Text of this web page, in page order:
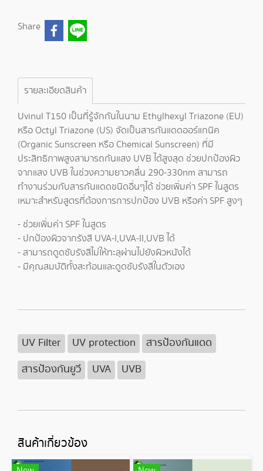
Share
รายละเอียดสินค้า
Uvinul T150 เป็นที่รู้จักกันในนาม Ethylhexyl Triazone (EU)
หรือ Octyl Triazone (US) จัดเป็นสารกันแดดออร์แกนิค
(Organic Sunscreen หรือ Chemical Sunscreen) ที่มี
ประสิทธิภาพสูงสามารถกันแสง UVB ได้สูงสุด ช่วยปกป้องผิว
จากแสง UVB ในช่วงความยาวคลื่น 290-330nm สามารถ
ทำงานร่วมกับสารกันแดดชนิดอื่นๆได้ ช่วยเพิ่มค่า SPF ในสูตร
เหมาะสำหรับสูตรที่ต้องการการปกป้อง UVB หรือค่า SPF สูงๆ
- ช่วยเพิ่มค่า SPF ในสูตร
- ปกป้องผิวจากรังสี UVA-I,UVA-II,UVB ได้
- สามารถดูดซับรังสีไม่ให้ทะลุผ่านไปยังผิวหนังได้
- มีคุณสมบัติทั้งสะท้อนและดูดซับรังสีในตัวเอง
UV Filter UV protection
สารป้องกันแดด
สารป้องกันยูวี
UVA UVB
สินค้าเกี่ยวข้อง